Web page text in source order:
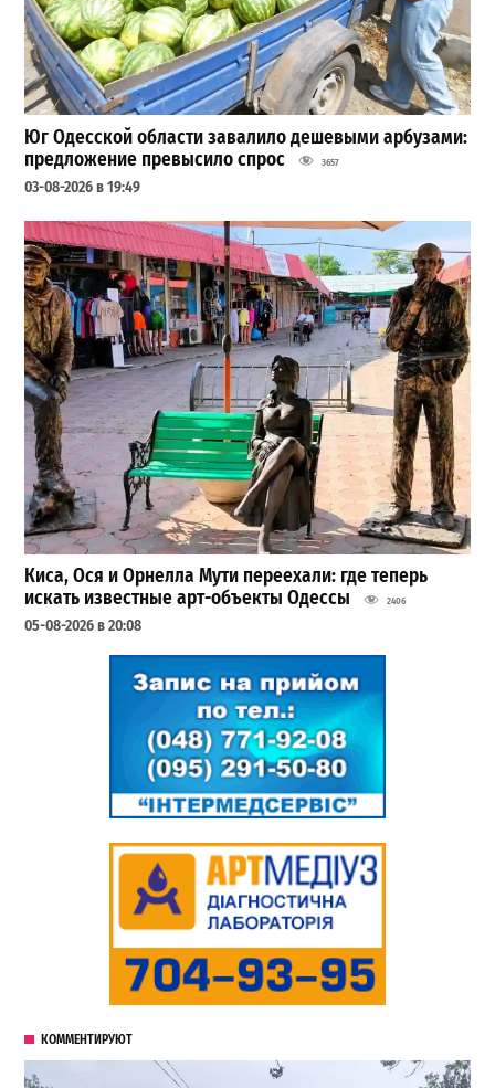
Юг Одесской области завалило дешевыми арбузами:
предложение превысило спрос
3657
03-08-2026 в 19:49
Киса, Ося и Орнелла Мути переехали: где теперь
искать известные арт-объекты Одессы
2406
05-08-2026 в 20:08
КОММЕНТИРУЮТ